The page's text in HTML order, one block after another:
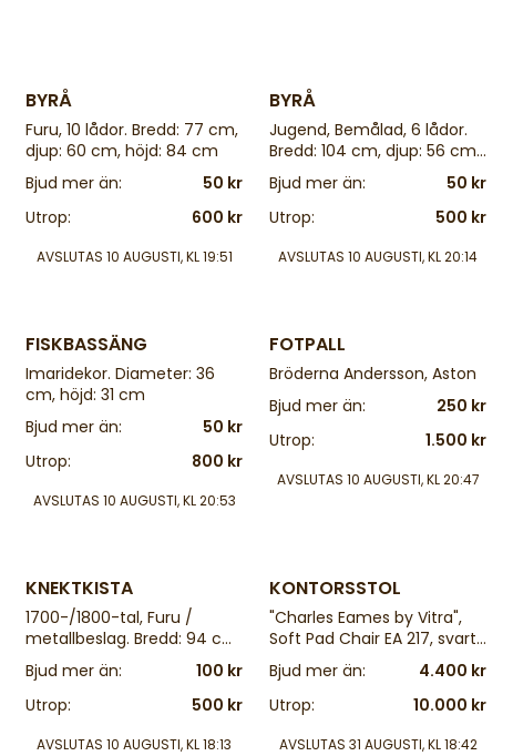
BYRÅ
Furu, 10 lådor. Bredd: 77 cm,
djup: 60 cm, höjd: 84 cm
Bjud mer än:
50 kr
Utrop:
600 kr
AVSLUTAS 10 AUGUSTI, KL 19:51
BYRÅ
Jugend, Bemålad, 6 lådor.
Bredd: 104 cm, djup: 56 cm,
höjd: 82 cm
Bjud mer än:
50 kr
Utrop:
500 kr
AVSLUTAS 10 AUGUSTI, KL 20:14
FISKBASSÄNG
Imaridekor. Diameter: 36
cm, höjd: 31 cm
Bjud mer än:
50 kr
Utrop:
800 kr
AVSLUTAS 10 AUGUSTI, KL 20:53
FOTPALL
Bröderna Andersson, Aston
Bjud mer än:
250 kr
Utrop:
1.500 kr
AVSLUTAS 10 AUGUSTI, KL 20:47
KNEKTKISTA
1700-/1800-tal, Furu /
metallbeslag. Bredd: 94 cm.
Djup: 43 cm. Höjd: 27 cm
Bjud mer än:
100 kr
Utrop:
500 kr
AVSLUTAS 10 AUGUSTI, KL 18:13
KONTORSSTOL
"Charles Eames by Vitra",
Soft Pad Chair EA 217, svart
läder och tyg, gjuten
aluminium, ställbar
Bjud mer än:
4.400 kr
Utrop:
10.000 kr
AVSLUTAS 31 AUGUSTI, KL 18:42